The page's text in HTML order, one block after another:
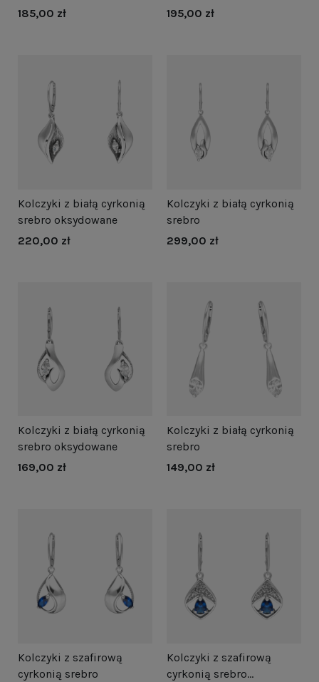
185,00 zł 195,00 zł
Kolczyki z białą cyrkonią
srebro oksydowane
220,00 zł
Kolczyki z białą cyrkonią
srebro
299,00 zł
Kolczyki z białą cyrkonią
srebro oksydowane
169,00 zł
Kolczyki z białą cyrkonią
srebro
149,00 zł
Kolczyki z szafirową
cyrkonią srebro
Kolczyki z szafirową
cyrkonią srebro